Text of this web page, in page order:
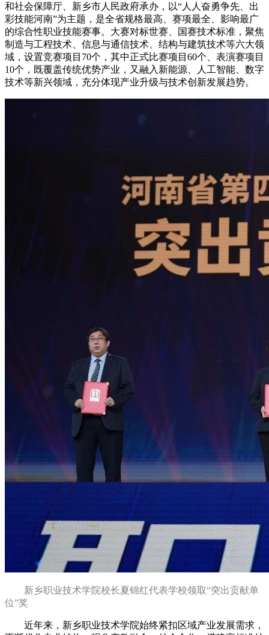
和社会保障厅、新乡市人民政府承办，以“人人奋勇争先、出
彩技能河南”为主题，是全省规格最高、赛项最全、影响最广
的综合性职业技能赛事。大赛对标世赛、国赛技术标准，聚焦
制造与工程技术、信息与通信技术、结构与建筑技术等六大领
域，设置竞赛项目70个，其中正式比赛项目60个、表演赛项目
10个，既覆盖传统优势产业，又融入新能源、人工智能、数字
技术等新兴领域，充分体现产业升级与技术创新发展趋势。
新乡职业技术学院校长夏锦红代表学校领取“突出贡献单
位”奖
近年来，新乡职业技术学院始终紧扣区域产业发展需求，